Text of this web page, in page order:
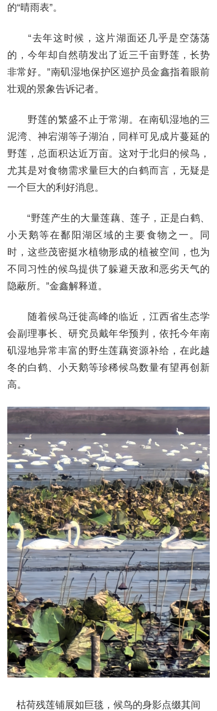
的“晴雨表”。
“去年这时候，这片湖面还几乎是空荡荡
的，今年却自然萌发出了近三千亩野莲，长势
非常好。”南矶湿地保护区巡护员金鑫指着眼前
壮观的景象告诉记者。
野莲的繁盛不止于常湖。在南矶湿地的三
泥湾、神宕湖等子湖泊，同样可见成片蔓延的
野莲，总面积达近万亩。这对于北归的候鸟，
尤其是对食物需求量巨大的白鹤而言，无疑是
一个巨大的利好消息。
“野莲产生的大量莲藕、莲子，正是白鹤、
小天鹅等在鄱阳湖区域的主要食物之一。同
时，这些茂密挺水植物形成的植被空间，也为
不同习性的候鸟提供了躲避天敌和恶劣天气的
隐蔽所。”金鑫解释道。
随着候鸟迁徙高峰的临近，江西省生态学
会副理事长、研究员戴年华预判，依托今年南
矶湿地异常丰富的野生莲藕资源补给，在此越
冬的白鹤、小天鹅等珍稀候鸟数量有望再创新
高。
枯荷残莲铺展如巨毯，候鸟的身影点缀其间